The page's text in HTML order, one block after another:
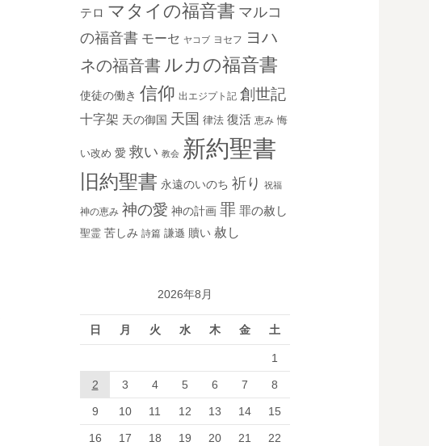
テロ マタイの福音書 マルコ
の福音書 モーセ ヤコブ ヨセフ ヨハ
ネの福音書 ルカの福音書
使徒の働き 信仰 出エジプト記 創世記
十字架 天の御国 天国 律法 復活 恵み 悔
い改め 愛 救い 教会 新約聖書
旧約聖書 永遠のいのち 祈り 祝福
神の恵み 神の愛 神の計画 罪 罪の赦し
聖霊 苦しみ 詩篇 謙遜 贖い 赦し
2026年8月
日 月 火 水 木 金 土
1
2 3 4 5 6 7 8
9 10 11 12 13 14 15
16 17 18 19 20 21 22